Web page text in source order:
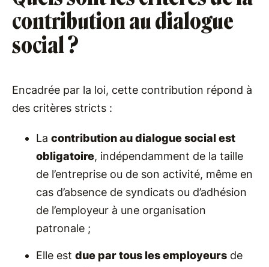
contribution au dialogue
social ?
Encadrée par la loi, cette contribution répond à
des critères stricts :
La contribution au dialogue social est
obligatoire, indépendamment de la taille
de l’entreprise ou de son activité, même en
cas d’absence de syndicats ou d’adhésion
de l’employeur à une organisation
patronale ;
Elle est due par tous les employeurs de